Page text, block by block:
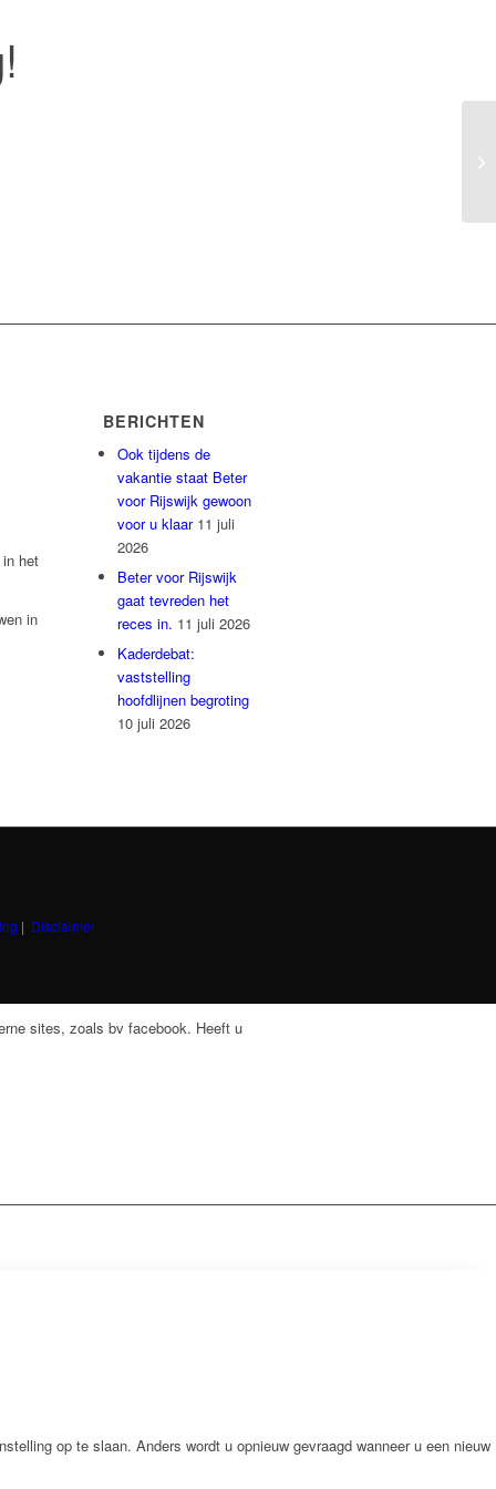
het
in
BERICHTEN
Ook tijdens de
vakantie staat Beter
voor Rijswijk gewoon
voor u klaar 11 juli
2026
Beter voor Rijswijk
gaat tevreden het
reces in. 11 juli 2026
Kaderdebat:
vaststelling
hoofdlijnen begroting
10 juli 2026
| Disclaimer
sites, zoals bv facebook. Heeft u
op te slaan. Anders wordt u opnieuw gevraagd wanneer u een nieuw